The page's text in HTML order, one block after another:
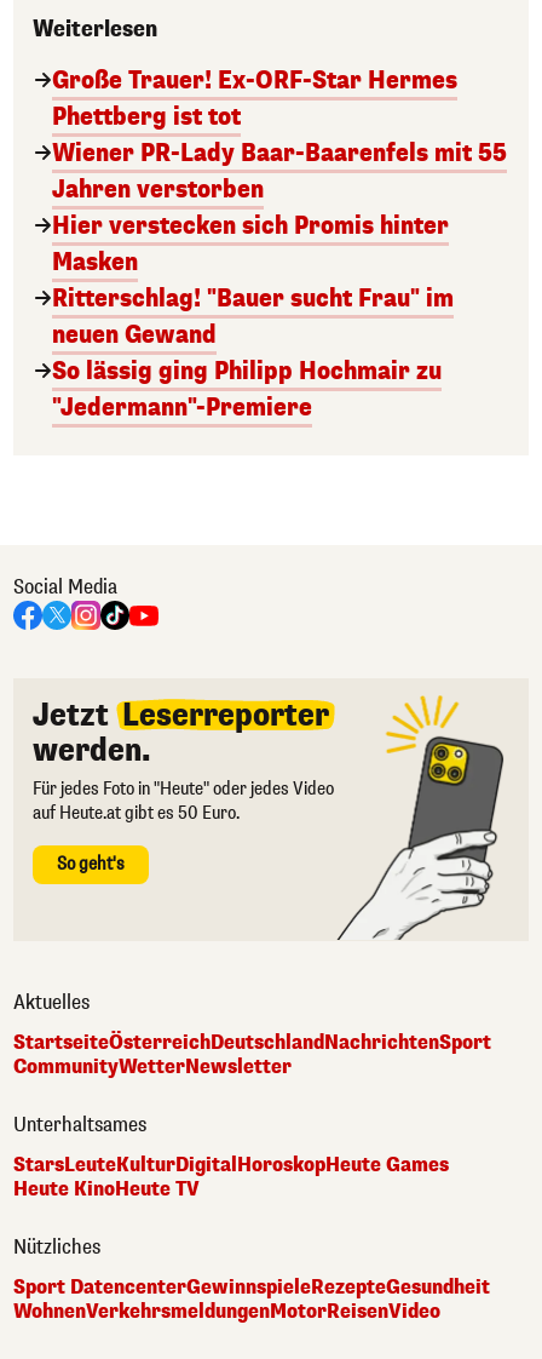
Weiterlesen
Große Trauer! Ex-ORF-Star Hermes
Phettberg ist tot
Wiener PR-Lady Baar-Baarenfels mit 55
Jahren verstorben
Hier verstecken sich Promis hinter
Masken
Ritterschlag! "Bauer sucht Frau" im
neuen Gewand
So lässig ging Philipp Hochmair zu
"Jedermann"-Premiere
Social Media
Jetzt Leserreporter
werden.
Für jedes Foto in "Heute" oder jedes Video
auf Heute.at gibt es 50 Euro.
So geht's
Aktuelles
StartseiteÖsterreichDeutschlandNachrichtenSport
CommunityWetterNewsletter
Unterhaltsames
StarsLeuteKulturDigital HoroskopHeute Games
Heute KinoHeute TV
Nützliches
Sport DatencenterGewinnspieleRezepteGesundheit
WohnenVerkehrsmeldungenMotorReisenVideo